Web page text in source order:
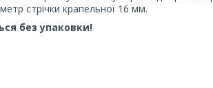
стрічки крапельної 16 мм.
без упаковки!